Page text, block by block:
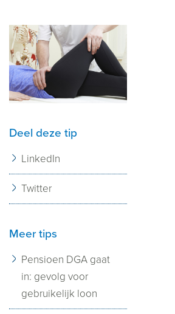
Deel deze tip
LinkedIn
Twitter
Meer tips
Pensioen DGA gaat
in: gevolg voor
gebruikelijk loon